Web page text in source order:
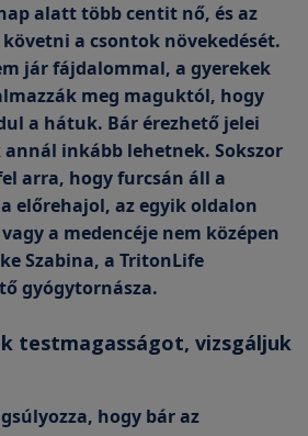
alatt több centit nő, és az
a csontok növekedését.
jár fájdalommal, a gyerekek
meg maguktól, hogy
a hátuk. Bár érezhető jelei
inkább lehetnek. Sokszor
arra, hogy furcsán áll a
előrehajol, az egyik oldalon
a medencéje nem középen
Szabina, a TritonLife
gyógytornásza.
testmagasságot, vizsgáljuk
hogy bár az